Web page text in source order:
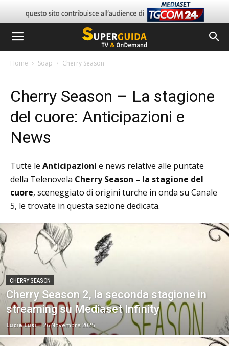
Home Soap Cherry Season
Cherry Season – La stagione
del cuore: Anticipazioni e
News
Tutte le Anticipazioni e news relative alle puntate
della Telenovela Cherry Season – la stagione del
cuore, sceneggiato di origini turche in onda su Canale
5, le trovate in questa sezione dedicata.
CHERRY SEASON
Cherry Season 2, la seconda stagione in
streaming su Mediaset Infinity
Lucia Lusi - 26 Novembre 2025